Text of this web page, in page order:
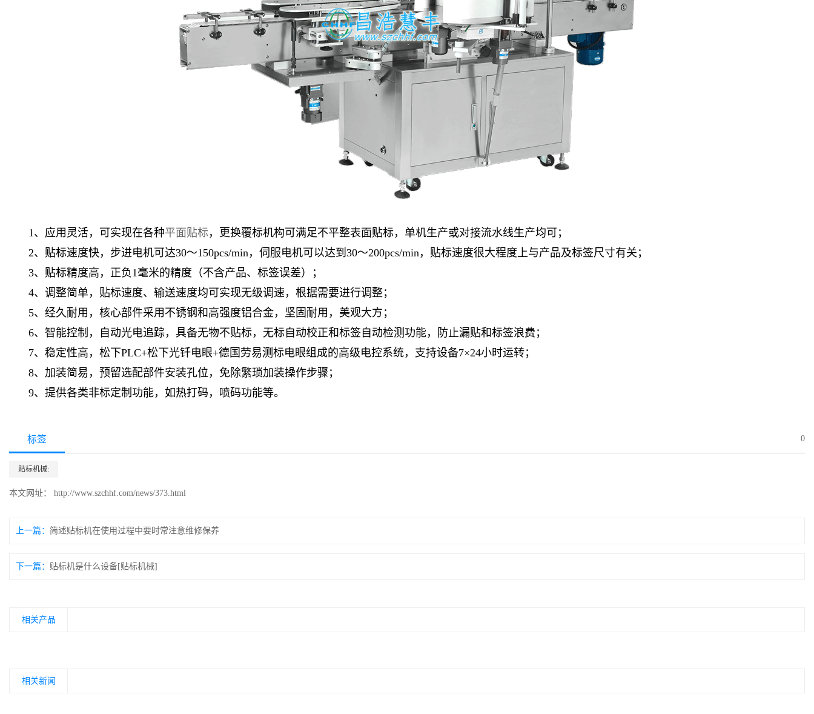
1、应用灵活，可实现在各种平面贴标，更换覆标机构可满足不平整表面贴标，单机生产或对接流水线生产均可；
2、贴标速度快，步进电机可达30～150pcs/min，伺服电机可以达到30～200pcs/min，贴标速度很大程度上与产品及标签尺寸有关；
3、贴标精度高，正负1毫米的精度（不含产品、标签误差）；
4、调整简单，贴标速度、输送速度均可实现无级调速，根据需要进行调整；
5、经久耐用，核心部件采用不锈钢和高强度铝合金，坚固耐用，美观大方；
6、智能控制，自动光电追踪，具备无物不贴标，无标自动校正和标签自动检测功能，防止漏贴和标签浪费；
7、稳定性高，松下PLC+松下光钎电眼+德国劳易测标电眼组成的高级电控系统，支持设备7×24小时运转；
8、加装简易，预留选配部件安装孔位，免除繁琐加装操作步骤；
9、提供各类非标定制功能，如热打码，喷码功能等。
标签 0
贴标机械:
本文网址： http://www.szchhf.com/news/373.html
上一篇： 简述贴标机在使用过程中要时常注意维修保养
下一篇： 贴标机是什么设备[贴标机械]
相关产品
相关新闻